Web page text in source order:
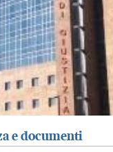
e documenti